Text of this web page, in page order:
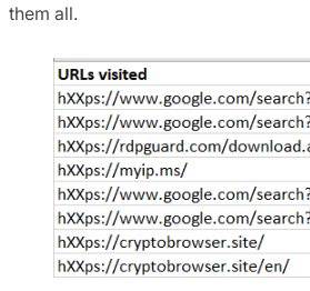
them all.